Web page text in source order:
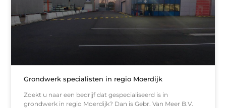
Grondwerk specialisten in regio Moerdijk
Zoekt u naar een bedrijf dat gespecialiseerd is in
grondwerk in regio Moerdijk? Dan is Gebr. Van Meer B.V.